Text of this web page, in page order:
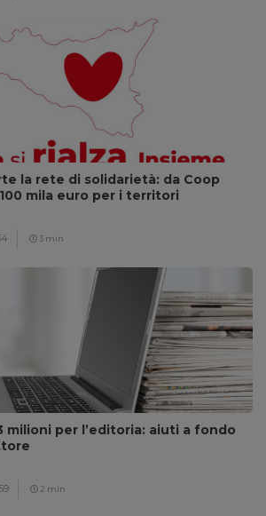
la rete di solidarietà: da Coop
mila euro per i territori
3 min
milioni per l’editoria: aiuti a fondo
2 min